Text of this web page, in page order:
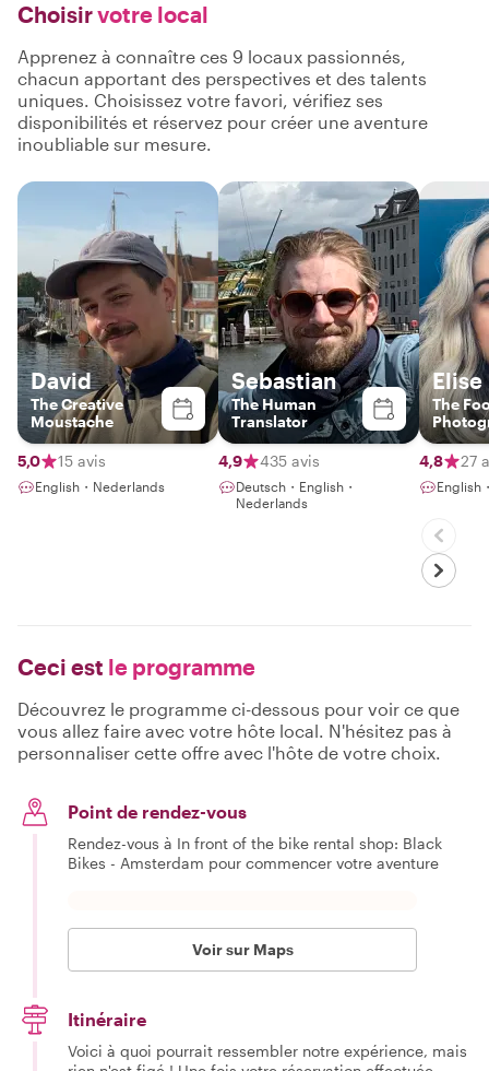
Choisirvotre local
Apprenez à connaître ces 9 locaux passionnés,
chacun apportant des perspectives et des talents
uniques. Choisissez votre favori, vérifiez ses
disponibilités et réservez pour créer une aventure
inoubliable sur mesure.
David
The Creative
Moustache
5,0 15 avis
English・Nederlands
Sebastian
The Human
Translator
4,9 435 avis
Deutsch・English・
Nederlands
Elise
The
4,8 27
English
Ceci est le programme
Découvrez le programme ci-dessous pour voir ce que
vous allez faire avec votre hôte local. N'hésitez pas à
personnaliser cette offre avec l'hôte de votre choix.
Point de rendez-vous
Rendez-vous à In front of the bike rental shop: Black
Bikes - Amsterdam pour commencer votre aventure
Voir sur Maps
Itinéraire
Voici à quoi pourrait ressembler notre expérience, mais